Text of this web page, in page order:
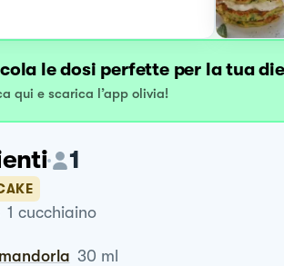
le dosi perfette per la tua
qui e scarica l’app olivia!
1
1 cucchiaino
30 ml